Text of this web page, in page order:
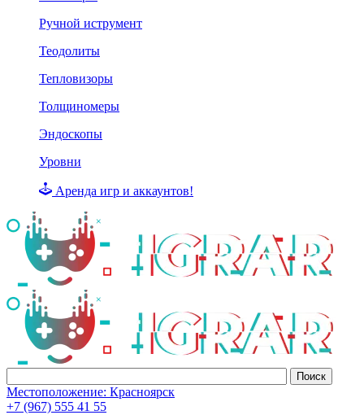
Ручной иструмент
Теодолиты
Тепловизоры
Толщиномеры
Эндоскопы
Уровни
Аренда игр и аккаунтов!
Местоположение: Красноярск
+7 (967) 555 41 55